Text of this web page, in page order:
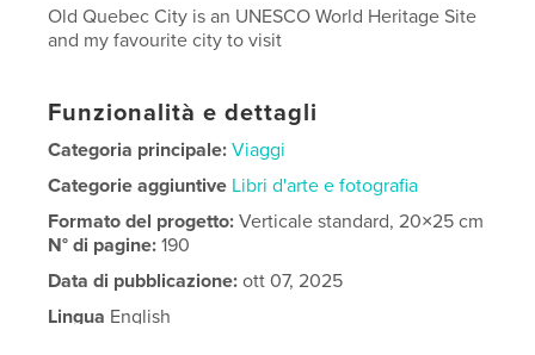
Old Quebec City is an UNESCO World Heritage Site
and my favourite city to visit
Funzionalità e dettagli
Categoria principale: Viaggi
Categorie aggiuntive Libri d'arte e fotografia
Formato del progetto:Verticale standard, 20×25 cm
N° di pagine:190
Data di pubblicazione: ott 07, 2025
Lingua English